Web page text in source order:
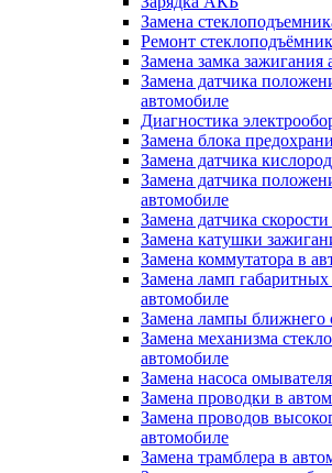
Замена
Ремонт
Замена замка зажигания
Замена датчика
автомобиле
Диагностика
Замена блока
Замена датчика
Замена датчика
автомобиле
Замена датчика
Замена катушки
Замена коммутатора в
Замена ламп габаритных
автомобиле
Замена лампы ближнего
Замена механизма
автомобиле
Замена насоса омывателя
Замена проводки в
Замена проводов
автомобиле
Замена трамблера в